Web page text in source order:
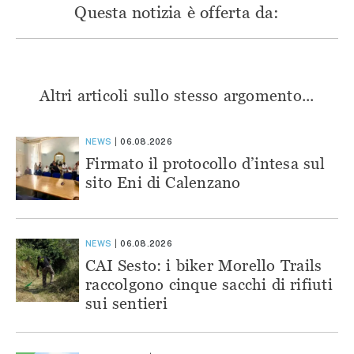
Questa notizia è offerta da:
Altri articoli sullo stesso argomento...
NEWS 06.08.2026
Firmato il protocollo d’intesa sul
sito Eni di Calenzano
NEWS 06.08.2026
CAI Sesto: i biker Morello Trails
raccolgono cinque sacchi di rifiuti
sui sentieri